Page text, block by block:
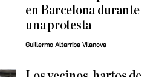
en Barcelona durante
una protesta
Guillermo Altarriba Vilanova